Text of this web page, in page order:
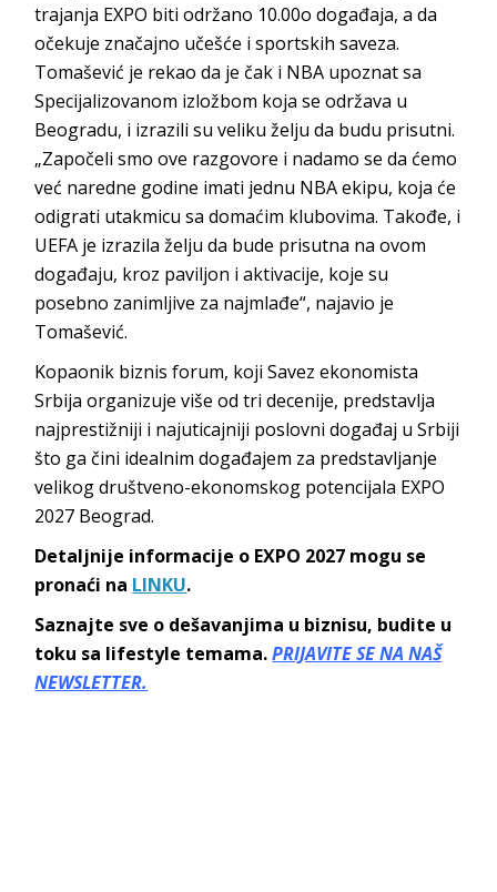
trajanja EXPO biti održano 10.00o događaja, a da
očekuje značajno učešće i sportskih saveza.
Tomašević je rekao da je čak i NBA upoznat sa
Specijalizovanom izložbom koja se održava u
Beogradu, i izrazili su veliku želju da budu prisutni.
„Započeli smo ove razgovore i nadamo se da ćemo
već naredne godine imati jednu NBA ekipu, koja će
odigrati utakmicu sa domaćim klubovima. Takođe, i
UEFA je izrazila želju da bude prisutna na ovom
događaju, kroz paviljon i aktivacije, koje su
posebno zanimljive za najmlađe“, najavio je
Tomašević.
Kopaonik biznis forum, koji Savez ekonomista
Srbija organizuje više od tri decenije, predstavlja
najprestižniji i najuticajniji poslovni događaj u Srbiji
što ga čini idealnim događajem za predstavljanje
velikog društveno-ekonomskog potencijala EXPO
2027 Beograd.
Detaljnije informacije o EXPO 2027 mogu se
pronaći na LINKU.
Saznajte sve o dešavanjima u biznisu, budite u
toku sa lifestyle temama.PRIJAVITE SE NA NAŠ
NEWSLETTER.